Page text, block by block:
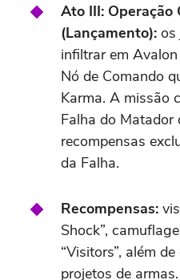
Ato III: Operação
(Lançamento): os
infiltrar em
Nó de Comando
Karma. A missão
Falha do Matador
recompensas
da Falha.
Recompensas:
Shock”,
“Visitors”, além
projetos de armas.